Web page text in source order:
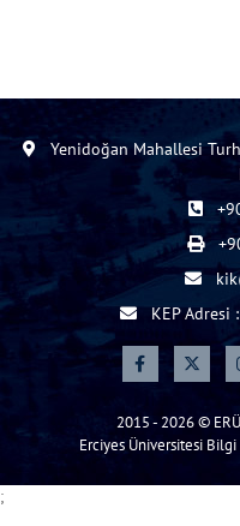
Yenidoğan Mahallesi
KEP Adresi
2015 - 2026 ©
Erciyes Üniversitesi
;